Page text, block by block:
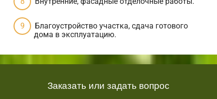
Благоустройство участка, сдача готового
дома в эксплуатацию.
Заказать или задать вопрос